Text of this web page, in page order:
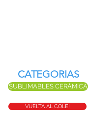
SUBLIMABLES CERÁMICA
CATEGORIAS
VUELTA AL COLE!